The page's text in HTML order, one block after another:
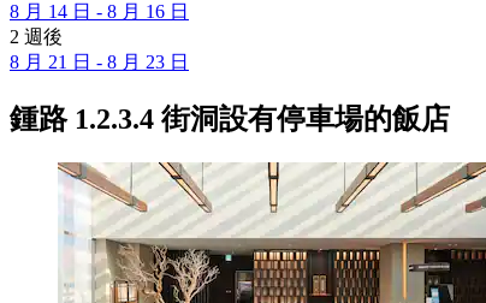
8 月 14 日 - 8 月 16 日
2 週後
8 月 21 日 - 8 月 23 日
鍾路 1.2.3.4 街洞設有停車場的飯店